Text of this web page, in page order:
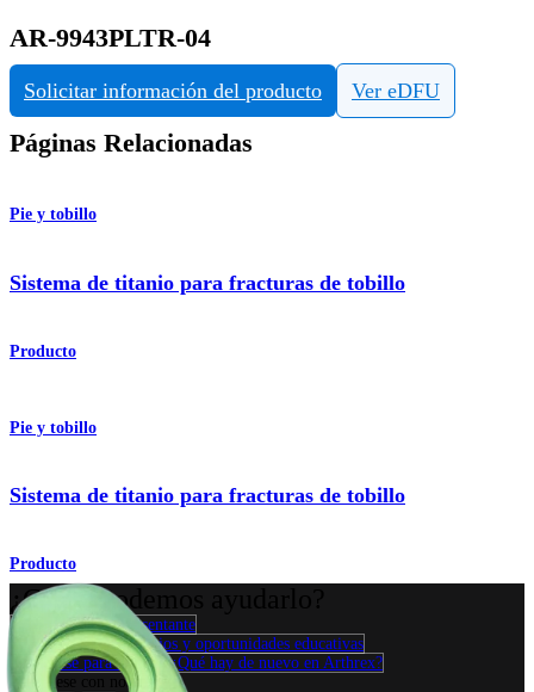
AR-9943PLTR-04
Solicitar información del producto Ver eDFU
Páginas Relacionadas
Pie y tobillo
Sistema de titanio para fracturas de tobillo
Producto
Pie y tobillo
Sistema de titanio para fracturas de tobillo
Producto
¿Cómo podemos ayudarlo?
Contacte a un representante
Ver eventos, laboratorios y oportunidades educativas
Regístrese para recibir: ¿Qué hay de nuevo en Arthrex?
Conéctese con nosotros